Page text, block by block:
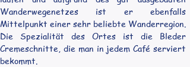
Wanderwegenetzes ist er ebenfalls
Mittelpunkt einer sehr beliebte Wanderregion.
Die Spezialität des Ortes ist die Bleder
Cremeschnitte, die man in jedem Café serviert
bekommt.